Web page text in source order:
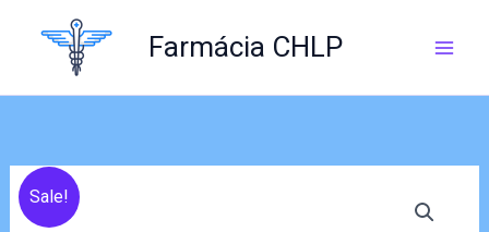
Farmácia CHLP
Sale!